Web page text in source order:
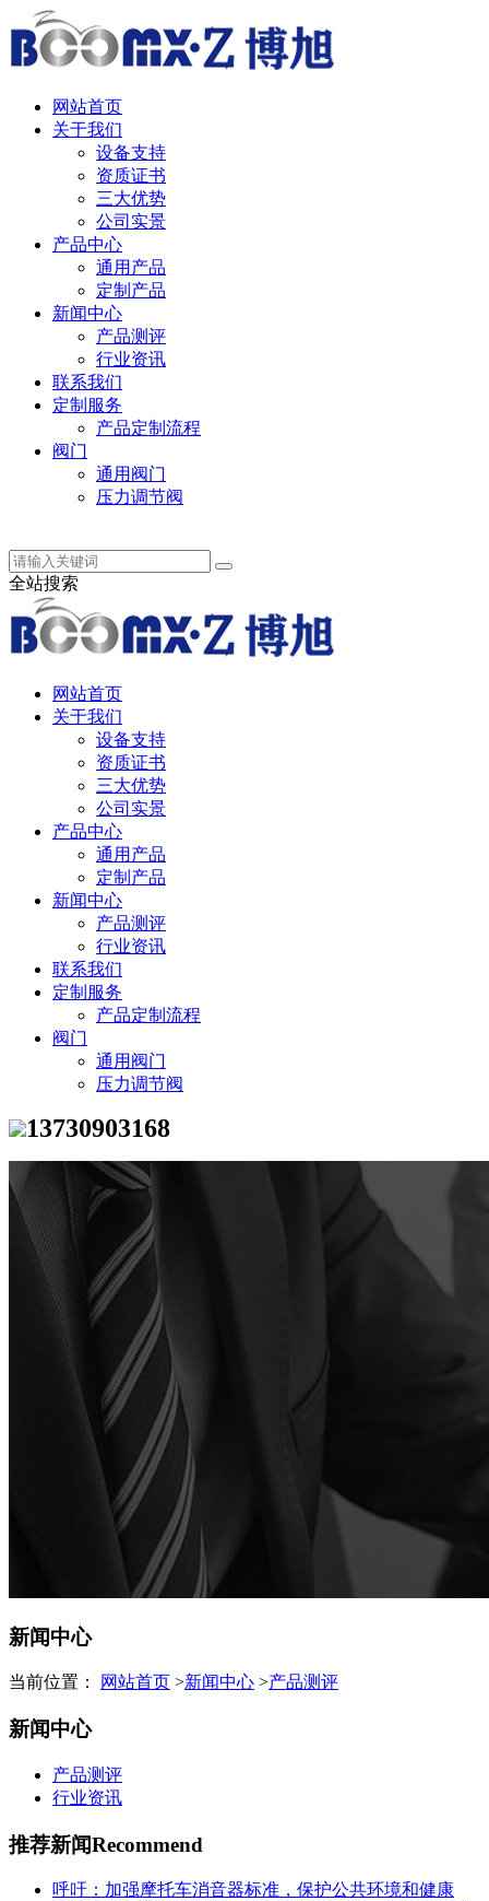
网站首页
关于我们
设备支持
资质证书
三大优势
公司实景
产品中心
通用产品
定制产品
新闻中心
产品测评
行业资讯
联系我们
定制服务
产品定制流程
阀门
通用阀门
压力调节阀
全站搜索
网站首页
关于我们
设备支持
资质证书
三大优势
公司实景
产品中心
通用产品
定制产品
新闻中心
产品测评
行业资讯
联系我们
定制服务
产品定制流程
阀门
通用阀门
压力调节阀
13730903168
新闻中心
当前位置： 网站首页 >新闻中心 >产品测评
新闻中心
产品测评
行业资讯
推荐新闻Recommend
呼吁：加强摩托车消音器标准，保护公共环境和健康